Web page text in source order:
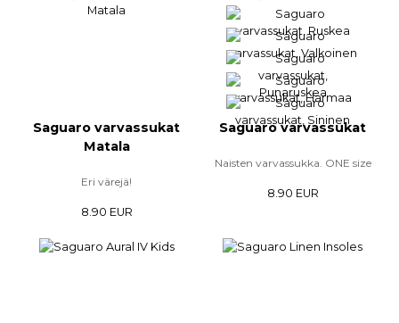
Saguaro varvassukat
Matala
Eri värejä!
8.90 EUR
Saguaro varvassukat
Naisten varvassukka. ONE size
8.90 EUR